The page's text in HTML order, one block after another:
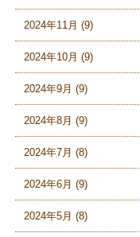
2024年11月 (9)
2024年10月 (9)
2024年9月 (9)
2024年8月 (9)
2024年7月 (8)
2024年6月 (9)
2024年5月 (8)